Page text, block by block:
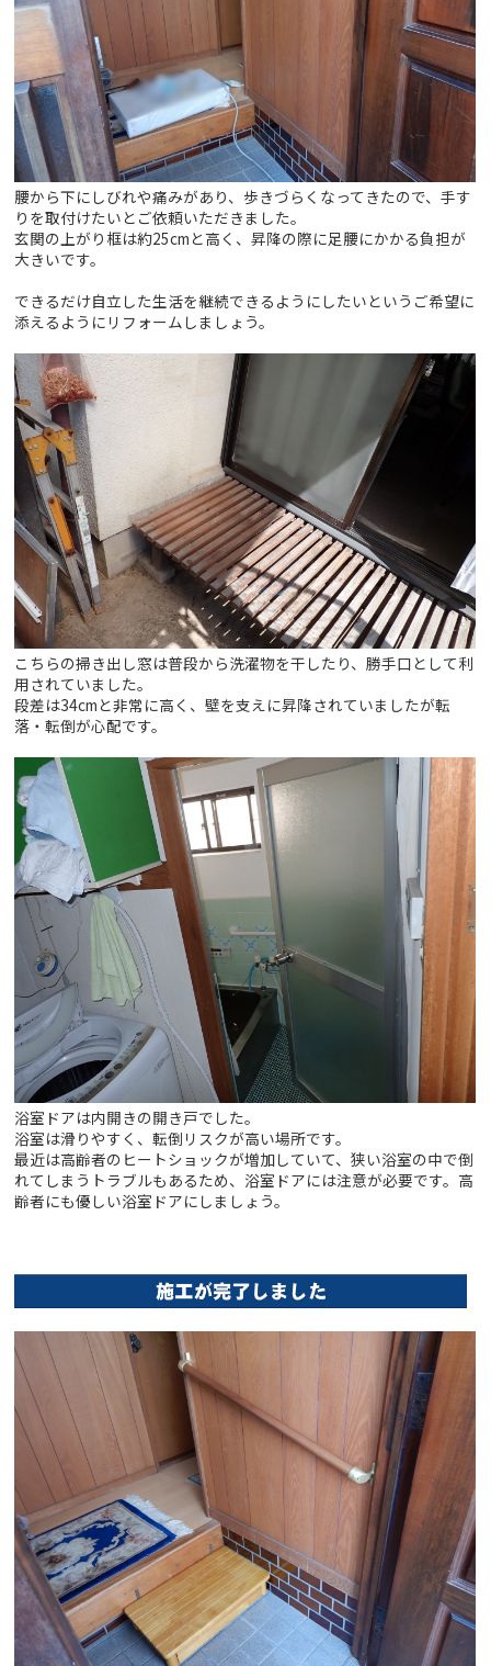
腰から下にしびれや痛みがあり、歩きづらくなってきたので、手す
りを取付けたいとご依頼いただきました。
玄関の上がり框は約25cmと高く、昇降の際に足腰にかかる負担が
大きいです。
できるだけ自立した生活を継続できるようにしたいというご希望に
添えるようにリフォームしましょう。
こちらの掃き出し窓は普段から洗濯物を干したり、勝手口として利
用されていました。
段差は34cmと非常に高く、壁を支えに昇降されていましたが転
落・転倒が心配です。
浴室ドアは内開きの開き戸でした。
浴室は滑りやすく、転倒リスクが高い場所です。
最近は高齢者のヒートショックが増加していて、狭い浴室の中で倒
れてしまうトラブルもあるため、浴室ドアには注意が必要です。高
齢者にも優しい浴室ドアにしましょう。